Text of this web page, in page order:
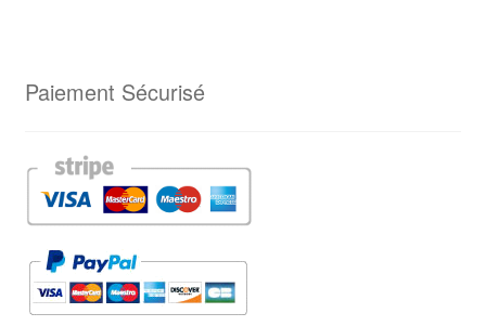
Paiement Sécurisé